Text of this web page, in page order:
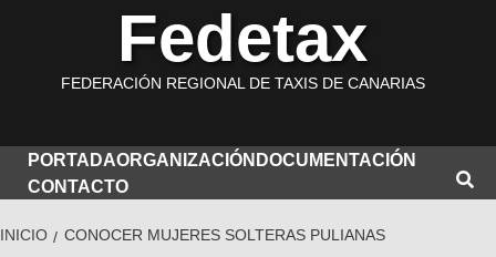
Fedetax
FEDERACIÓN REGIONAL DE TAXIS DE CANARIAS
PORTADAORGANIZACIÓN DOCUMENTACIÓN
CONTACTO
INICIO CONOCER MUJERES SOLTERAS PULIANAS